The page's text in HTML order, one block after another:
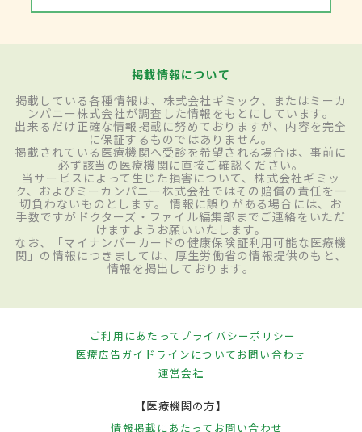
掲載情報について
掲載している各種情報は、株式会社ギミック、またはミーカ
ンパニー株式会社が調査した情報をもとにしています。
出来るだけ正確な情報掲載に努めておりますが、内容を完全
に保証するものではありません。
掲載されている医療機関へ受診を希望される場合は、事前に
必ず該当の医療機関に直接ご確認ください。
当サービスによって生じた損害について、株式会社ギミッ
ク、およびミーカンパニー株式会社ではその賠償の責任を一
切負わないものとします。 情報に誤りがある場合には、お
手数ですがドクターズ・ファイル編集部までご連絡をいただ
けますようお願いいたします。
なお、「マイナンバーカードの健康保険証利用可能な医療機
関」の情報につきましては、厚生労働省の情報提供のもと、
情報を掲出しております。
ご利用にあたってプライバシーポリシー
医療広告ガイドラインについてお問い合わせ
運営会社
【医療機関の方】
情報掲載にあたって お問い合わせ